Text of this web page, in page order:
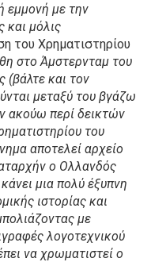
εμμονή με την
και μόλις
του Χρηματιστηρίου
στο Άμστερνταμ του
(βάλτε και τον
μεταξύ του βγάζω
ακούω περί δεικτών
του
αποτελεί αρχείο
ο Ολλανδός
μια πολύ έξυπνη
ιστορίας και
με
λογοτεχνικού
να χρωματιστεί ο